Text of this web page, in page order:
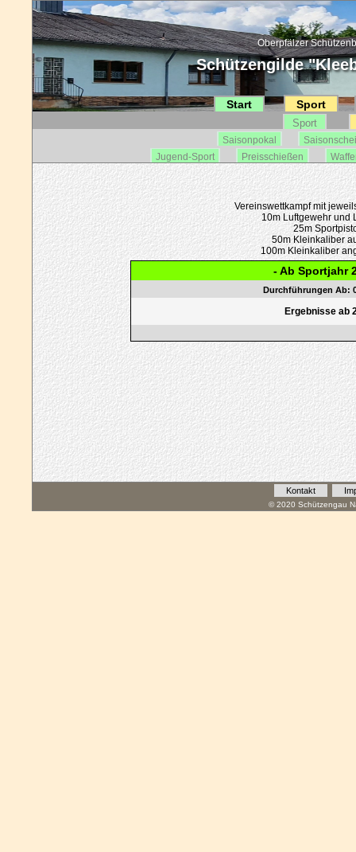
Oberpfälzer
Schützengilde
Start Sport
Sport
Saisonpokal
Jugend-Sport
Preisschießen
Vereinswettkampf mit
10m Luftgewehr und
25m
50m Kleinkaliber
100m Kleinkaliber
- Ab Sportjahr
Durchführungen Ab:
Ergebnisse ab
Kontakt
© 2020 Schützengau